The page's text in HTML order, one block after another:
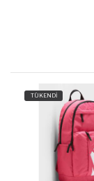
TÜKENDİ